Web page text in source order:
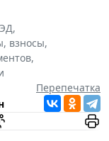
,
взносы,
,
Перепечатка